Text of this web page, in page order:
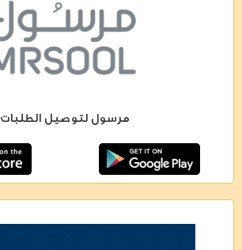
مرسول لتوصيل الطلبات